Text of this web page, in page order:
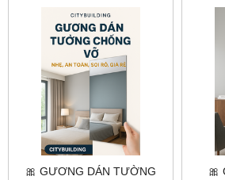
🎀 GƯƠNG DÁN TƯỜNG 🎀